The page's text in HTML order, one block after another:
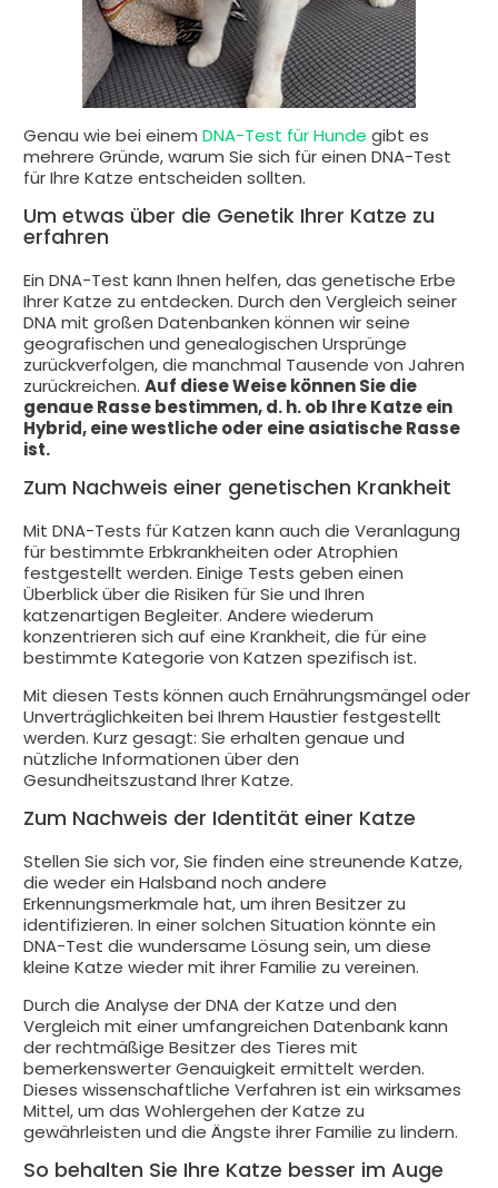
Genau wie bei einem DNA-Test für Hunde gibt es
mehrere Gründe, warum Sie sich für einen DNA-Test
für Ihre Katze entscheiden sollten.
Um etwas über die Genetik Ihrer Katze zu
erfahren
Ein DNA-Test kann Ihnen helfen, das genetische Erbe
Ihrer Katze zu entdecken. Durch den Vergleich seiner
DNA mit großen Datenbanken können wir seine
geografischen und genealogischen Ursprünge
zurückverfolgen, die manchmal Tausende von Jahren
zurückreichen. Auf diese Weise können Sie die
genaue Rasse bestimmen, d. h. ob Ihre Katze ein
Hybrid, eine westliche oder eine asiatische Rasse
ist.
Zum Nachweis einer genetischen Krankheit
Mit DNA-Tests für Katzen kann auch die Veranlagung
für bestimmte Erbkrankheiten oder Atrophien
festgestellt werden. Einige Tests geben einen
Überblick über die Risiken für Sie und Ihren
katzenartigen Begleiter. Andere wiederum
konzentrieren sich auf eine Krankheit, die für eine
bestimmte Kategorie von Katzen spezifisch ist.
Mit diesen Tests können auch Ernährungsmängel oder
Unverträglichkeiten bei Ihrem Haustier festgestellt
werden. Kurz gesagt: Sie erhalten genaue und
nützliche Informationen über den
Gesundheitszustand Ihrer Katze.
Zum Nachweis der Identität einer Katze
Stellen Sie sich vor, Sie finden eine streunende Katze,
die weder ein Halsband noch andere
Erkennungsmerkmale hat, um ihren Besitzer zu
identifizieren. In einer solchen Situation könnte ein
DNA-Test die wundersame Lösung sein, um diese
kleine Katze wieder mit ihrer Familie zu vereinen.
Durch die Analyse der DNA der Katze und den
Vergleich mit einer umfangreichen Datenbank kann
der rechtmäßige Besitzer des Tieres mit
bemerkenswerter Genauigkeit ermittelt werden.
Dieses wissenschaftliche Verfahren ist ein wirksames
Mittel, um das Wohlergehen der Katze zu
gewährleisten und die Ängste ihrer Familie zu lindern.
So behalten Sie Ihre Katze besser im Auge